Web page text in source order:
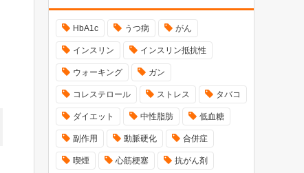
HbA1c うつ病 がん
インスリン インスリン抵抗性
ウォーキング ガン
コレステロール ストレス タバコ
ダイエット 中性脂肪 低血糖
副作用 動脈硬化 合併症
喫煙 心筋梗塞 抗がん剤